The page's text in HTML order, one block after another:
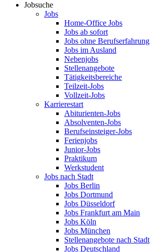
Jobsuche
Jobs
Home-Office Jobs
Jobs ab sofort
Jobs ohne Berufserfahrung
Jobs im Ausland
Nebenjobs
Stellenangebote
Tätigkeitsbereiche
Teilzeit-Jobs
Vollzeit-Jobs
Karrierestart
Abiturienten-Jobs
Absolventen-Jobs
Berufseinsteiger-Jobs
Ferienjobs
Junior-Jobs
Praktikum
Werkstudent
Jobs nach Stadt
Jobs Berlin
Jobs Dortmund
Jobs Düsseldorf
Jobs Frankfurt am Main
Jobs Köln
Jobs München
Stellenangebote nach Stadt
Jobs Deutschland